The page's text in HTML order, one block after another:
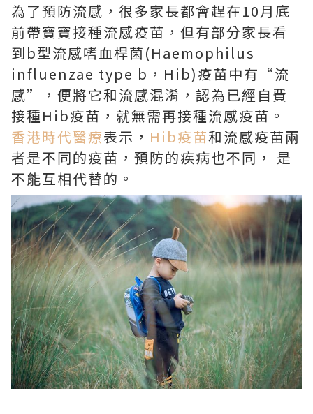
為了預防流感，很多家長都會趕在10月底
前帶寶寶接種流感疫苗，但有部分家長看
到b型流感嗜血桿菌(Haemophilus
influenzae type b，Hib)疫苗中有“流
感”，便將它和流感混淆，認為已經自費
接種Hib疫苗，就無需再接種流感疫苗。
香港時代醫療表示， Hib疫苗和流感疫苗兩
者是不同的疫苗，預防的疾病也不同， 是
不能互相代替的。